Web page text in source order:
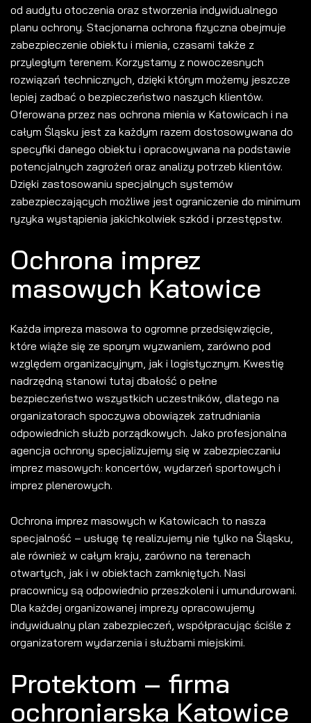
od audytu otoczenia oraz stworzenia indywidualnego
planu ochrony. Stacjonarna ochrona fizyczna obejmuje
zabezpieczenie obiektu i mienia, czasami także z
przyległym terenem. Korzystamy z nowoczesnych
rozwiązań technicznych, dzięki którym możemy jeszcze
lepiej zadbać o bezpieczeństwo naszych klientów.
Oferowana przez nas ochrona mienia w Katowicach i na
całym Śląsku jest za każdym razem dostosowywana do
specyfiki danego obiektu i opracowywana na podstawie
potencjalnych zagrożeń oraz analizy potrzeb klientów.
Dzięki zastosowaniu specjalnych systemów
zabezpieczających możliwe jest ograniczenie do minimum
ryzyka wystąpienia jakichkolwiek szkód i przestępstw.
Ochrona imprez
masowych Katowice
Każda impreza masowa to ogromne przedsięwzięcie,
które wiąże się ze sporym wyzwaniem, zarówno pod
względem organizacyjnym, jak i logistycznym. Kwestię
nadrzędną stanowi tutaj dbałość o pełne
bezpieczeństwo wszystkich uczestników, dlatego na
organizatorach spoczywa obowiązek zatrudniania
odpowiednich służb porządkowych. Jako profesjonalna
agencja ochrony specjalizujemy się w zabezpieczaniu
imprez masowych: koncertów, wydarzeń sportowych i
imprez plenerowych.
Ochrona imprez masowych w Katowicach to nasza
specjalność – usługę tę realizujemy nie tylko na Śląsku,
ale również w całym kraju, zarówno na terenach
otwartych, jak i w obiektach zamkniętych. Nasi
pracownicy są odpowiednio przeszkoleni i umundurowani.
Dla każdej organizowanej imprezy opracowujemy
indywidualny plan zabezpieczeń, współpracując ściśle z
organizatorem wydarzenia i służbami miejskimi.
Protektom – firma
ochroniarska Katowice